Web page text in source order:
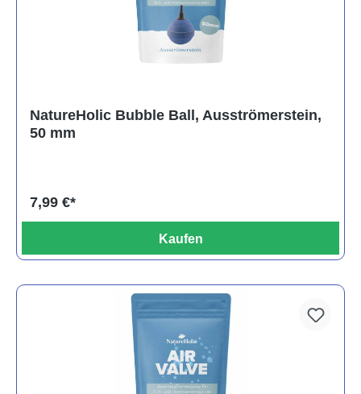
NatureHolic Bubble Ball, Ausströmerstein,
50 mm
7,99 €*
Kaufen